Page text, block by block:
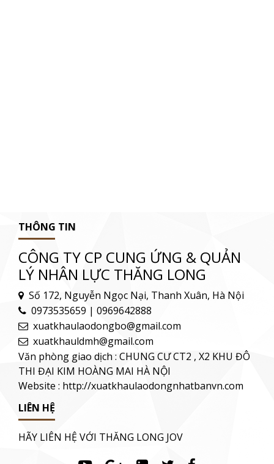
THÔNG TIN
CÔNG TY CP CUNG ỨNG & QUẢN
LÝ NHÂN LỰC THĂNG LONG
Số 172, Nguyễn Ngọc Nại, Thanh Xuân, Hà Nội
0973535659 | 0969642888
xuatkhaulaodongbo@gmail.com
xuatkhauldmh@gmail.com
Văn phòng giao dịch : CHUNG CƯ CT2 , X2 KHU ĐÔ
THI ĐẠI KIM HOÀNG MAI HÀ NỘI
Website : http://xuatkhaulaodongnhatbanvn.com
LIÊN HỆ
HÃY LIÊN HỆ VỚI THĂNG LONG JOV